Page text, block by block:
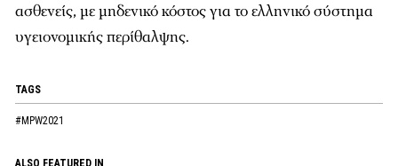
ασθενείς, με μηδενικό κόστος για το ελληνικό σύστημα
υγειονομικής περίθαλψης.
TAGS
#MPW2021